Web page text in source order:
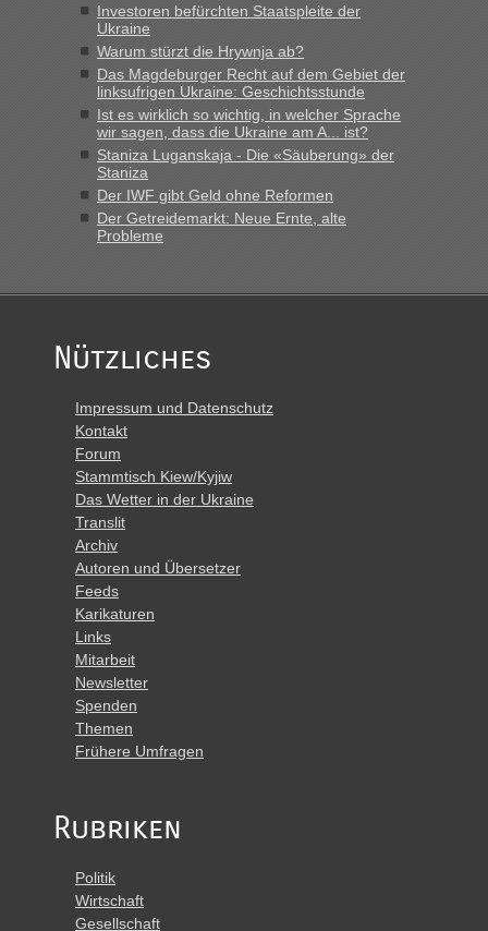
Berichte und Reisetipps • Re: An welchem
Grenzübergang zwischen Polen und der Ukraine geht es am
schnellsten?
„Derzeit, ist es überall sehr voll an den Grenzen Ukraine/
Polen. Zb. Krakovets 100 PKW ca. 10 h Wartezeit. Wollen
Montag rüber, versuchen es sehr früh.“
Investoren befürchten Staatspleite der
Ukraine
Warum stürzt die Hrywnja ab?
Das Magdeburger Recht auf dem Gebiet der
linksufrigen Ukraine: Geschichtsstunde
Ist es wirklich so wichtig, in welcher Sprache
wir sagen, dass die Ukraine am A... ist?
Staniza Luganskaja - Die «Säuberung» der
Staniza
Der IWF gibt Geld ohne Reformen
Der Getreidemarkt: Neue Ernte, alte
Probleme
Nützliches
Impressum und Datenschutz
Kontakt
Forum
Stammtisch Kiew/Kyjiw
Das Wetter in der Ukraine
Translit
Archiv
Autoren und Übersetzer
Feeds
Karikaturen
Links
Mitarbeit
Newsletter
Spenden
Themen
Frühere Umfragen
Rubriken
Politik
Wirtschaft
Gesellschaft